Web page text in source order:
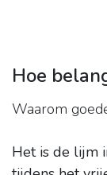
Hoe
Waarom
Het is de lijm